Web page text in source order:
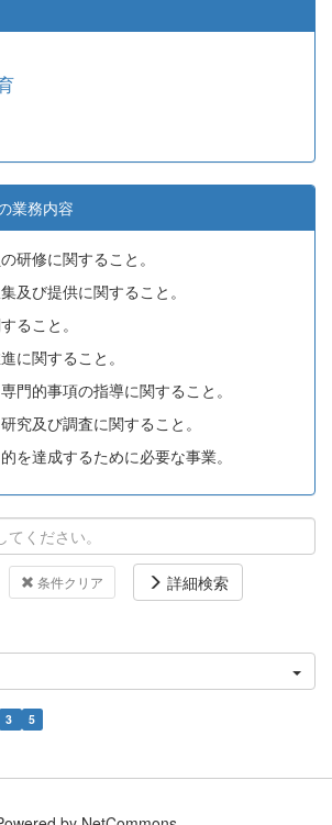
業務内容
修に関すること。
び提供に関すること。
ること。
関すること。
的事項の指導に関すること。
及び調査に関すること。
達成するために必要な事業。
条件クリア 詳細検索
3 5